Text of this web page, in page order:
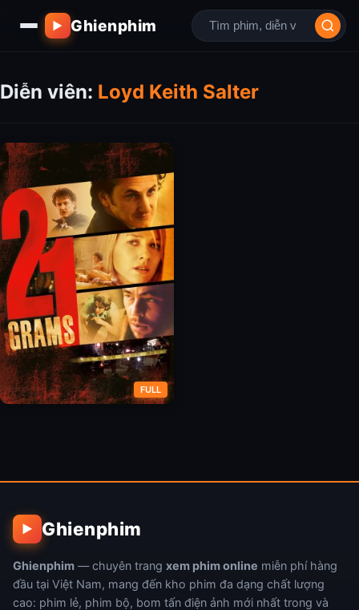
▶ Ghienphim
Diễn viên: Loyd Keith Salter
FULL
▶ Ghienphim
Ghienphim — chuyên trang xem phim online miễn phí hàng
đầu tại Việt Nam, mang đến kho phim đa dạng chất lượng
cao: phim lẻ, phim bộ, bom tấn điện ảnh mới nhất trong và